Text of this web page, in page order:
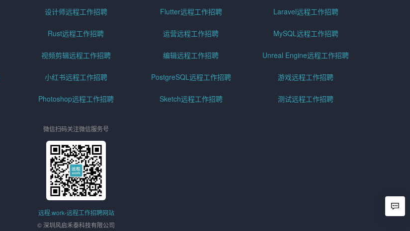
设计师远程工作招聘 Flutter远程工作招聘 Laravel远程工作招聘
Rust远程工作招聘 运营远程工作招聘 MySQL远程工作招聘
视频剪辑远程工作招聘 编辑远程工作招聘 Unreal Engine远程工作招聘
小红书远程工作招聘 PostgreSQL远程工作招聘 游戏远程工作招聘
Photoshop远程工作招聘 Sketch远程工作招聘 测试远程工作招聘
微信扫码关注微信服务号
远程.work-远程工作招聘网站
© 深圳风启禾泰科技有限公司